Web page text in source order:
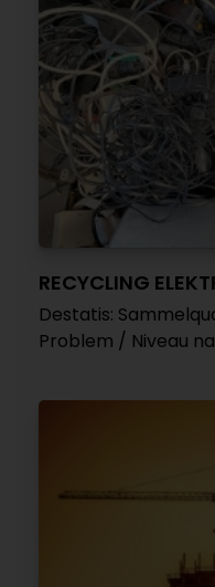
RECYCLING
Destatis:
Problem / Niveau